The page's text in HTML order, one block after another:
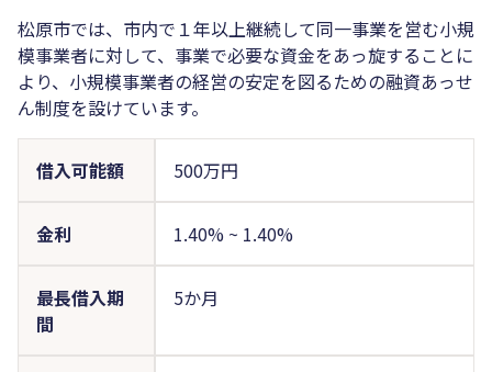
松原市では、市内で１年以上継続して同一事業を営む小規
模事業者に対して、事業で必要な資金をあっ旋することに
より、小規模事業者の経営の安定を図るための融資あっせ
ん制度を設けています。
借入可能額 500万円
金利 1.40% ~ 1.40%
最長借入期
間
5か月